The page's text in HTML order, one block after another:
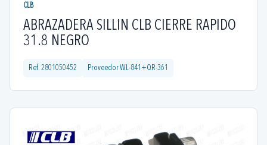
CLB
ABRAZADERA SILLIN CLB CIERRE RAPIDO
31.8 NEGRO
Ref. 2801050452 ProveedorWL-841+QR-361